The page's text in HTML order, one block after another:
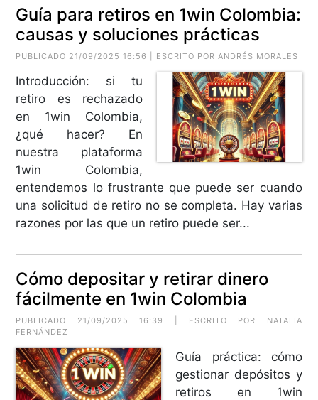
Guía para retiros en 1win Colombia:
causas y soluciones prácticas
PUBLICADO 21/09/2025 16:56 | ESCRITO POR ANDRÉS MORALES
Introducción: si tu
retiro es rechazado
en 1win Colombia,
¿qué hacer? En
nuestra plataforma
1win Colombia,
entendemos lo frustrante que puede ser cuando
una solicitud de retiro no se completa. Hay varias
razones por las que un retiro puede ser...
Cómo depositar y retirar dinero
fácilmente en 1win Colombia
PUBLICADO 21/09/2025 16:39 | ESCRITO POR NATALIA
FERNÁNDEZ
Guía práctica: cómo
gestionar depósitos y
retiros en 1win